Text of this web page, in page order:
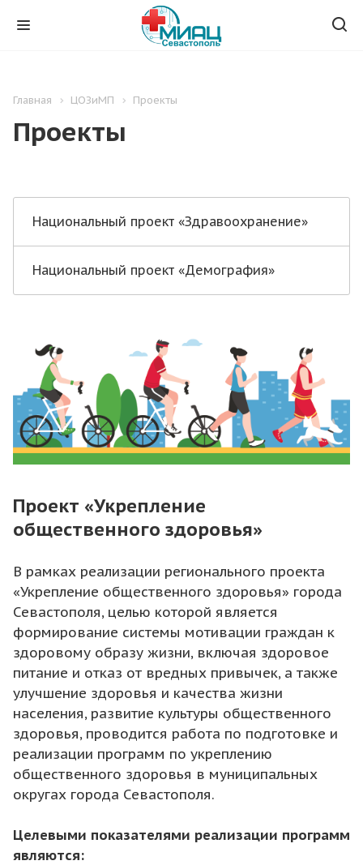
Главная ЦОЗиМП Проекты
Проекты
Национальный проект «Здравоохранение»
Национальный проект «Демография»
Проект «Укрепление
общественного здоровья»
В рамках реализации регионального проекта
«Укрепление общественного здоровья» города
Севастополя, целью которой является
формирование системы мотивации граждан к
здоровому образу жизни, включая здоровое
питание и отказ от вредных привычек, а также
улучшение здоровья и качества жизни
населения, развитие культуры общественного
здоровья, проводится работа по подготовке и
реализации программ по укреплению
общественного здоровья в муниципальных
округах города Севастополя.
Целевыми показателями реализации программ
являются: